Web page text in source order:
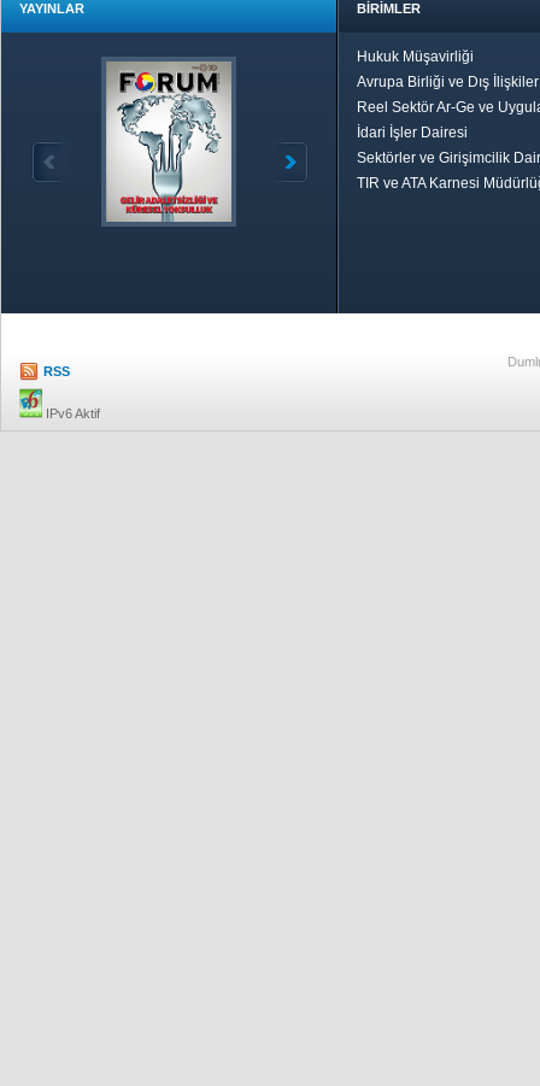
YAYINLAR BİRİMLER
Hukuk Müşavirliği
Avrupa Birliği ve Dış
Reel Sektör Ar-Ge ve
İdari İşler Dairesi
Sektörler ve Girişimcilik
TIR ve ATA Karnesi
RSS
IPv6 Aktif